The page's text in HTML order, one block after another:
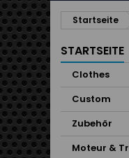
Startseite
STARTSEITE
Clothes
Custom
Zubehör
Moteur &